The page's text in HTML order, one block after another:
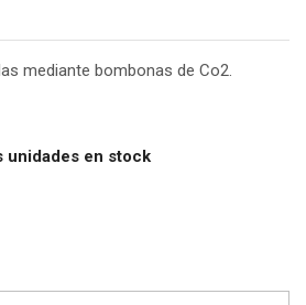
mediante bombonas de Co2.
unidades en stock